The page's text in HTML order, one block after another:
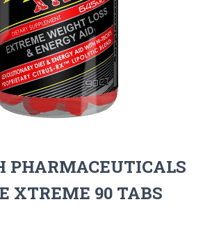
PHARMACEUTICALS
XTREME 90 TABS